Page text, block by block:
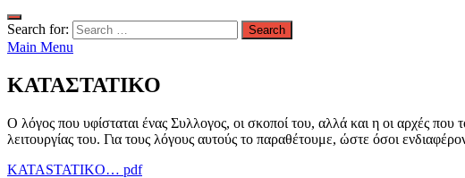
Search for:
Main Menu
ΚΑΤΑΣΤΑΤΙΚΟ
Ο λόγος που υφίσταται ένας Συλλογος, οι σκοποί του, αλλά και η οι αρχές που
λειτουργίας του. Για τους λόγους αυτούς το παραθέτουμε, ώστε όσοι
KATASTATIKO… pdf